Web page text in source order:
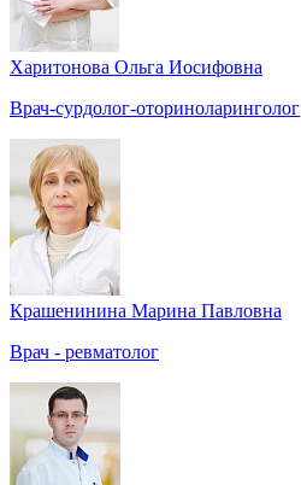
Харитонова Ольга Иосифовна
Врач-сурдолог-оториноларинголог
Крашенинина Марина Павловна
Врач - ревматолог